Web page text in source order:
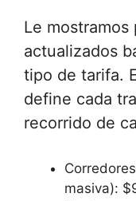
Le
actualizados
tipo de tarifa.
define cada
recorrido de
masiva):